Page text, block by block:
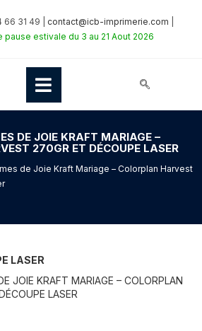
31 49 | contact@icb-imprimerie.com
pause estivale du 3 au 21 Aout 2026
DE JOIE KRAFT MARIAGE –
270GR ET DÉCOUPE LASER
de Joie Kraft Mariage – Colorplan Harvest
LASER
JOIE KRAFT MARIAGE – COLORPLAN
LASER